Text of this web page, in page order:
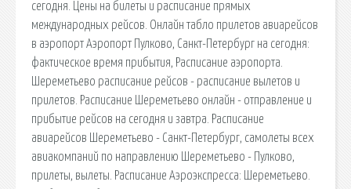
сегодня. Цены на билеты и расписание прямых
международных рейсов. Онлайн табло прилетов авиарейсов
в аэропорт Аэропорт Пулково, Санкт-Петербург на сегодня:
фактическое время прибытия, Расписание аэропорта.
Шереметьево расписание рейсов - расписание вылетов и
прилетов. Расписание Шереметьево онлайн - отправление и
прибытие рейсов на сегодня и завтра. Расписание
авиарейсов Шереметьево - Санкт-Петербург, самолеты всех
авиакомпаний по направлению Шереметьево - Пулково,
прилеты, вылеты. Расписание Аэроэкспресса: Шереметьево.